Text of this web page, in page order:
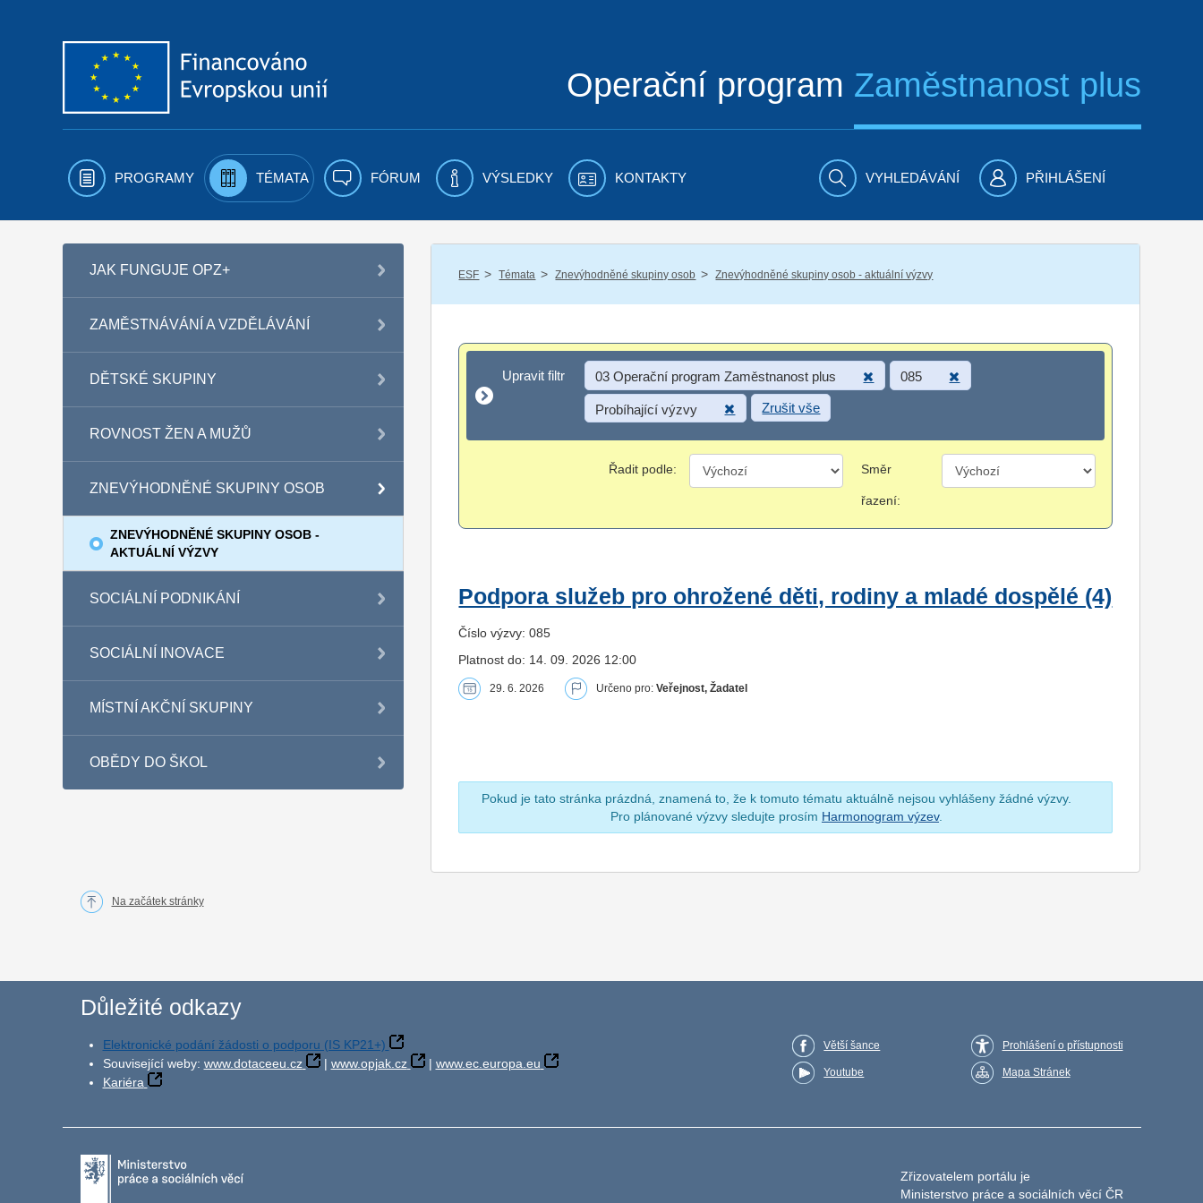
Operační program Zaměstnanost plus
PROGRAMY TÉMATA FÓRUM VÝSLEDKY KONTAKTY VYHLEDÁVÁNÍ PŘIHLÁŠENÍ
JAK FUNGUJE OPZ+
ZAMĚSTNÁVÁNÍ A VZDĚLÁVÁNÍ
DĚTSKÉ SKUPINY
ROVNOST ŽEN A MUŽŮ
ZNEVÝHODNĚNÉ SKUPINY OSOB
ZNEVÝHODNĚNÉ SKUPINY OSOB -
AKTUÁLNÍ VÝZVY
SOCIÁLNÍ PODNIKÁNÍ
SOCIÁLNÍ INOVACE
MÍSTNÍ AKČNÍ SKUPINY
OBĚDY DO ŠKOL
ESF / Témata / Znevýhodněné skupiny osob / Znevýhodněné skupiny osob - aktuální výzvy
Upravit filtr
Upravit filtr 03 Operační program Zaměstnanost plus 085
Probíhající výzvy Zrušit vše
Řadit podle: Směr
řazení:
Podpora služeb pro ohrožené děti, rodiny a mladé dospělé (4)
Číslo výzvy: 085
Platnost do: 14. 09. 2026 12:00
29. 6. 2026 Určeno pro:Veřejnost, Žadatel
Pokud je tato stránka prázdná, znamená to, že k tomuto tématu aktuálně nejsou vyhlášeny žádné výzvy.
Pro plánované výzvy sledujte prosím Harmonogram výzev.
Na začátek stránky
Důležité odkazy
Elektronické podání žádosti o podporu (IS KP21+)
Související weby: www.dotaceeu.cz | www.opjak.cz | www.ec.europa.eu
Kariéra
Větší šance
Youtube
Prohlášení o přístupnosti
Mapa Stránek
Zřizovatelem portálu je
Ministerstvo práce a sociálních věcí ČR